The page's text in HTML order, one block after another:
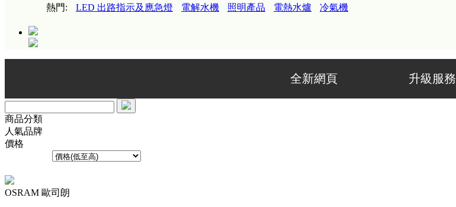
熱門: LED 出路指示及應急燈 電解水機 照明產品 電熱水爐 冷氣機
全新網頁 升級服務
商品分類
人氣品牌
價格
OSRAM 歐司朗